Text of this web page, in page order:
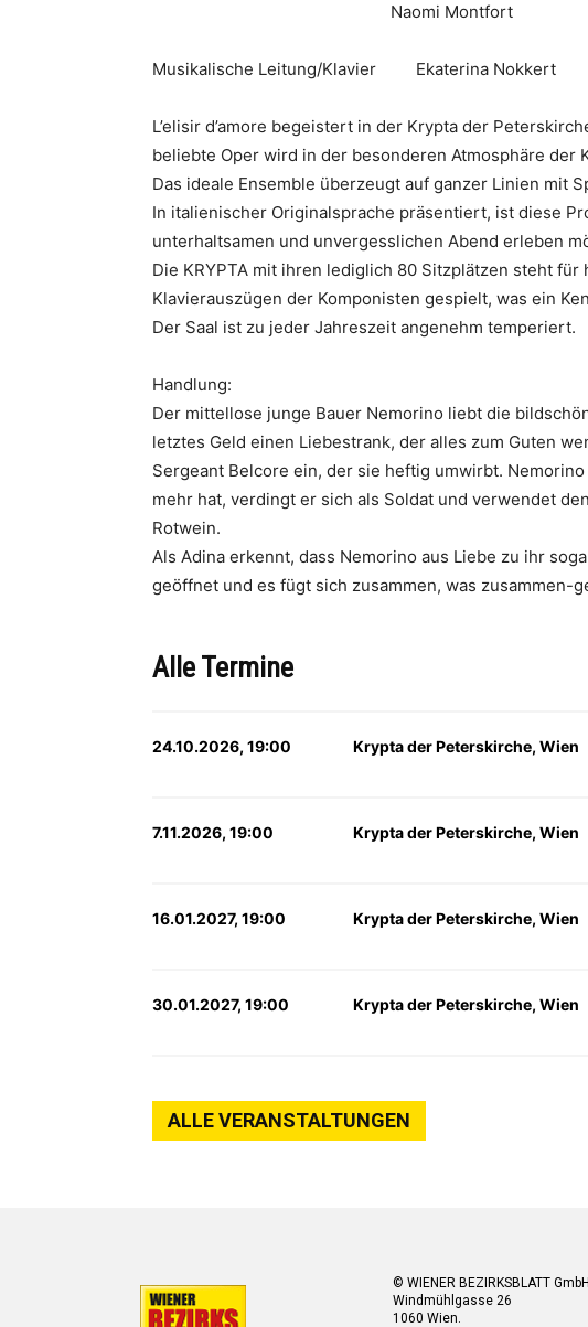
Naomi Montfort
Musikalische Leitung/Klavier Ekaterina Nokkert
L’elisir d’amore begeistert in der Krypta der
beliebte Oper wird in der besonderen Atmosphäre
Das ideale Ensemble überzeugt auf ganzer Linien mit
In italienischer Originalsprache präsentiert, ist diese
unterhaltsamen und unvergesslichen Abend erleben
Die KRYPTA mit ihren lediglich 80 Sitzplätzen steht
Klavierauszügen der Komponisten gespielt, was ein
Der Saal ist zu jeder Jahreszeit angenehm temperiert.
Handlung:
Der mittellose junge Bauer Nemorino liebt die
letztes Geld einen Liebestrank, der alles zum Guten
Sergeant Belcore ein, der sie heftig umwirbt.
mehr hat, verdingt er sich als Soldat und verwendet
Rotwein.
Als Adina erkennt, dass Nemorino aus Liebe zu ihr
geöffnet und es fügt sich zusammen, was zusammen-
Alle Termine
24.10.2026, 19:00 Krypta der Peterskirche, Wien
7.11.2026, 19:00 Krypta der Peterskirche, Wien
16.01.2027, 19:00 Krypta der Peterskirche, Wien
30.01.2027, 19:00 Krypta der Peterskirche, Wien
ALLE VERANSTALTUNGEN
© WIENER BEZIRKSBLATT
Windmühlgasse 26
1060 Wien.